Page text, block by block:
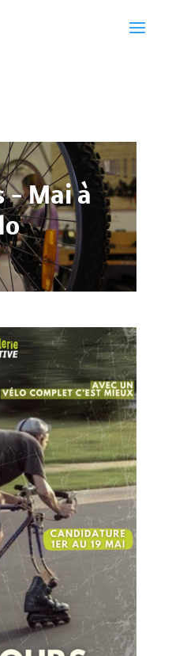
- Mai à